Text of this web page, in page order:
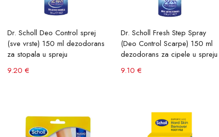
Dr. Scholl Deo Control sprej
(sve vrste) 150 ml dezodorans
za stopala u spreju
9.20 €
Dr. Scholl Fresh Step Spray
(Deo Control Scarpe) 150 ml
dezodorans za cipele u spreju
9.10 €